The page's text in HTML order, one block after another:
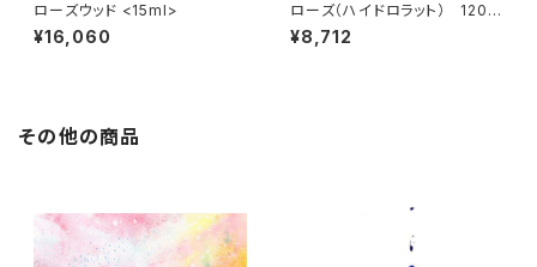
ローズウッド <15ml>
¥16,060
ローズ（ハイドロラット） 120m
l¥8,712
その他の商品